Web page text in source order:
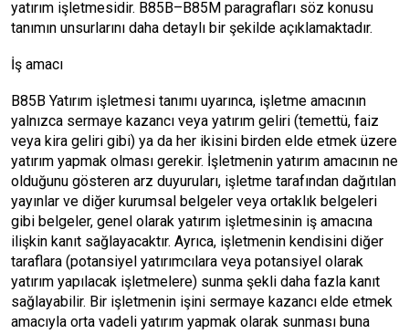
yatırım işletmesidir. B85B–B85M paragrafları söz konusu
tanımın unsurlarını daha detaylı bir şekilde açıklamaktadır.
İş amacı
B85B Yatırım işletmesi tanımı uyarınca, işletme amacının
yalnızca sermaye kazancı veya yatırım geliri (temettü, faiz
veya kira geliri gibi) ya da her ikisini birden elde etmek üzere
yatırım yapmak olması gerekir. İşletmenin yatırım amacının ne
olduğunu gösteren arz duyuruları, işletme tarafından dağıtılan
yayınlar ve diğer kurumsal belgeler veya ortaklık belgeleri
gibi belgeler, genel olarak yatırım işletmesinin iş amacına
ilişkin kanıt sağlayacaktır. Ayrıca, işletmenin kendisini diğer
taraflara (potansiyel yatırımcılara veya potansiyel olarak
yatırım yapılacak işletmelere) sunma şekli daha fazla kanıt
sağlayabilir. Bir işletmenin işini sermaye kazancı elde etmek
amacıyla orta vadeli yatırım yapmak olarak sunması buna